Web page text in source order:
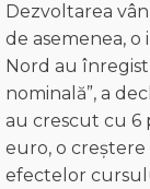
Dezvoltarea
de asemenea, o
Nord au
nominală”, a
au crescut cu 6
euro, o
efectelor